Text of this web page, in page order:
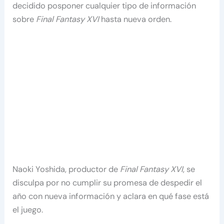
decidido posponer cualquier tipo de información
sobre Final Fantasy XVIhasta nueva orden.
Naoki Yoshida, productor de Final Fantasy XVI, se
disculpa por no cumplir su promesa de despedir el
año con nueva información y aclara en qué fase está
el juego.